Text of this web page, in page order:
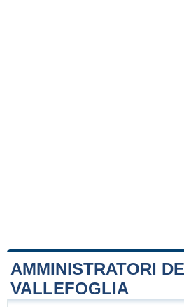
AMMINISTRATORI
VALLEFOGLIA